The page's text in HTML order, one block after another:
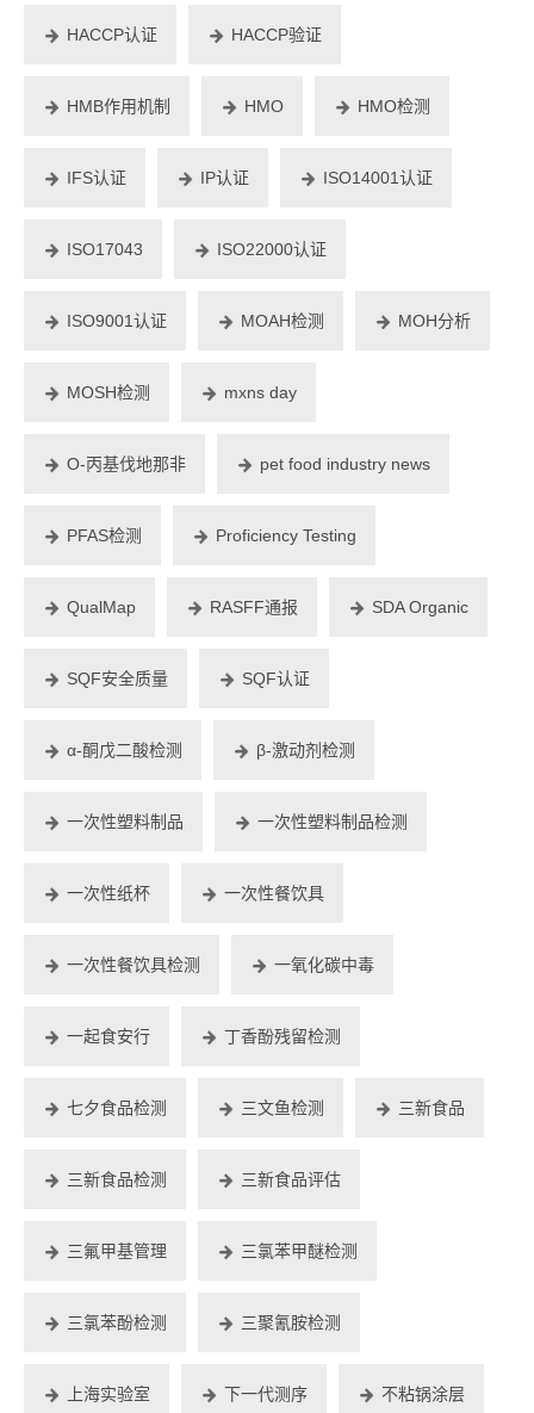
HACCP认证 HACCP验证
HMB作用机制 HMO HMO检测
IFS认证 IP认证 ISO14001认证
ISO17043 ISO22000认证
ISO9001认证 MOAH检测 MOH分析
MOSH检测 mxns day
O-丙基伐地那非 pet food industry news
PFAS检测 Proficiency Testing
QualMap RASFF通报 SDA Organic
SQF安全质量 SQF认证
α-酮戊二酸检测 β-激动剂检测
一次性塑料制品 一次性塑料制品检测
一次性纸杯 一次性餐饮具
一次性餐饮具检测 一氧化碳中毒
一起食安行 丁香酚残留检测
七夕食品检测 三文鱼检测 三新食品
三新食品检测 三新食品评估
三氟甲基管理 三氯苯甲醚检测
三氯苯酚检测 三聚氰胺检测
上海实验室 下一代测序 不粘锅涂层